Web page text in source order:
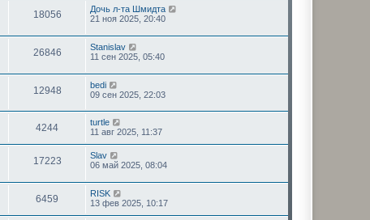
18056
Дочь л-та Шмидта
21 ноя 2025, 20:40
26846
Stanislav
11 сен 2025, 05:40
12948
bedi
09 сен 2025, 22:03
4244
turtle
11 авг 2025, 11:37
17223
Slav
06 май 2025, 08:04
6459
RISK
13 фев 2025, 10:17